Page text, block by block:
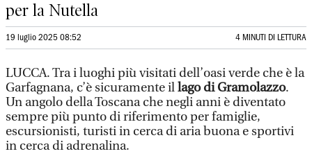
per la Nutella
19 luglio 2025 08:52 4 MINUTI DI LETTURA
LUCCA. Tra i luoghi più visitati dell’oasi verde che è la
Garfagnana, c’è sicuramente illago di Gramolazzo.
Un angolo della Toscana che negli anni è diventato
sempre più punto di riferimento per famiglie,
escursionisti, turisti in cerca di aria buona e sportivi
in cerca di adrenalina.